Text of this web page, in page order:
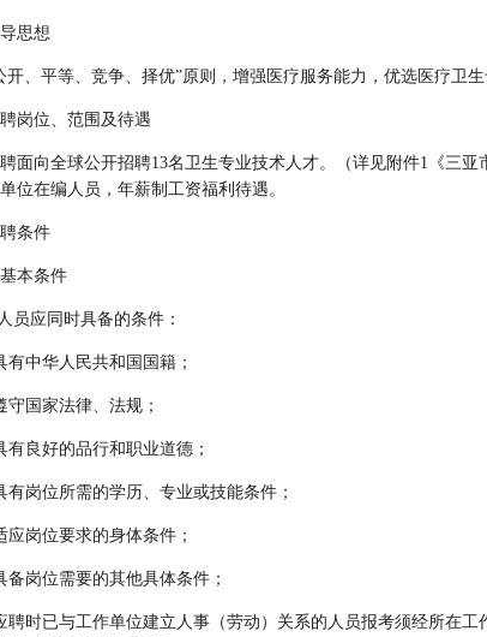
思想
开、平等、竞争、择优”原则，增强医疗服务能力，优选医疗卫
岗位、范围及待遇
面向全球公开招聘13名卫生专业技术人才。（详见附件1《三
位在编人员，年薪制工资福利待遇。
条件
基本条件
员应同时具备的条件：
有中华人民共和国国籍；
守国家法律、法规；
有良好的品行和职业道德；
有岗位所需的学历、专业或技能条件；
应岗位要求的身体条件；
备岗位需要的其他具体条件；
聘时已与工作单位建立人事（劳动）关系的人员报考须经所在